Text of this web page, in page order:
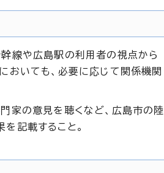
線や広島駅の利用者の視点から
おいても、必要に応じて関係機関
家の意見を聴くなど、広島市の陸
記載すること。